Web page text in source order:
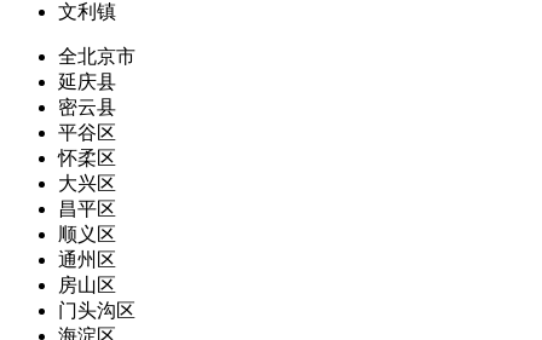
文利镇
全北京市
延庆县
密云县
平谷区
怀柔区
大兴区
昌平区
顺义区
通州区
房山区
门头沟区
海淀区